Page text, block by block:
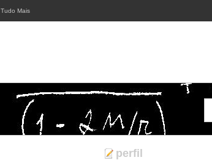
Tudo Mais
perfil